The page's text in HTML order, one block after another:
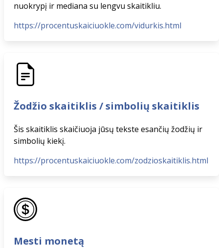
nuokrypį ir mediana su lengvu skaitikliu.
https://procentuskaiciuokle.com/vidurkis.html
Žodžio skaitiklis / simbolių skaitiklis
Šis skaitiklis skaičiuoja jūsų tekste esančių žodžių ir
simbolių kiekį.
https://procentuskaiciuokle.com/zodzioskaitiklis.html
Mesti monetą